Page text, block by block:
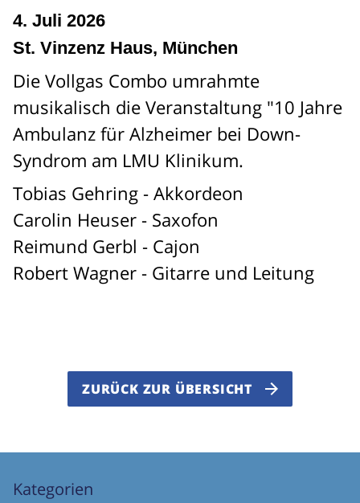
4. Juli 2026
St. Vinzenz Haus, München
Die Vollgas Combo umrahmte
musikalisch die Veranstaltung "10 Jahre
Ambulanz für Alzheimer bei Down-
Syndrom am LMU Klinikum.
Tobias Gehring - Akkordeon
Carolin Heuser - Saxofon
Reimund Gerbl - Cajon
Robert Wagner - Gitarre und Leitung
ZURÜCK ZUR ÜBERSICHT
Kategorien